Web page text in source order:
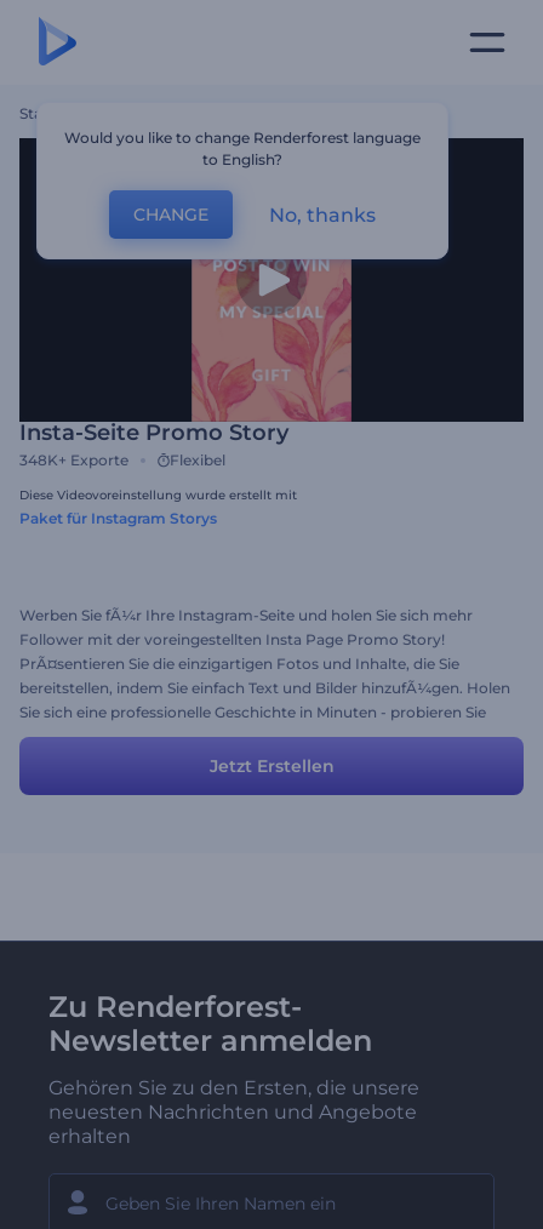
Startseite
Insta-Seite Promo Story
348K+ Exporte Flexibel
Diese Videovoreinstellung wurde erstellt mit
Paket für Instagram Storys
Werben Sie fÃ¼r Ihre Instagram-Seite und holen Sie sich mehr
Follower mit der voreingestellten Insta Page Promo Story!
PrÃ¤sentieren Sie die einzigartigen Fotos und Inhalte, die Sie
bereitstellen, indem Sie einfach Text und Bilder hinzufÃ¼gen. Holen
Sie sich eine professionelle Geschichte in Minuten - probieren Sie
dieses Preset gleich aus!
Jetzt Erstellen
Zu Renderforest-
Newsletter anmelden
Gehören Sie zu den Ersten, die unsere
neuesten Nachrichten und Angebote
erhalten
Would you like to change Renderforest language
to English?
CHANGE No, thanks